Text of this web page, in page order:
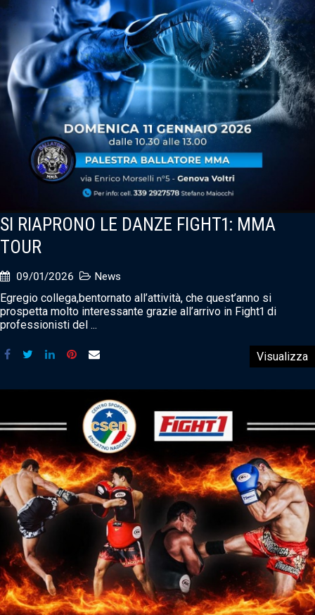
SI RIAPRONO LE DANZE FIGHT1: MMA
TOUR
09/01/2026 News
Egregio collega,bentornato all’attività, che quest’anno si
prospetta molto interessante grazie all’arrivo in Fight1 di
professionisti del ...
Visualizza